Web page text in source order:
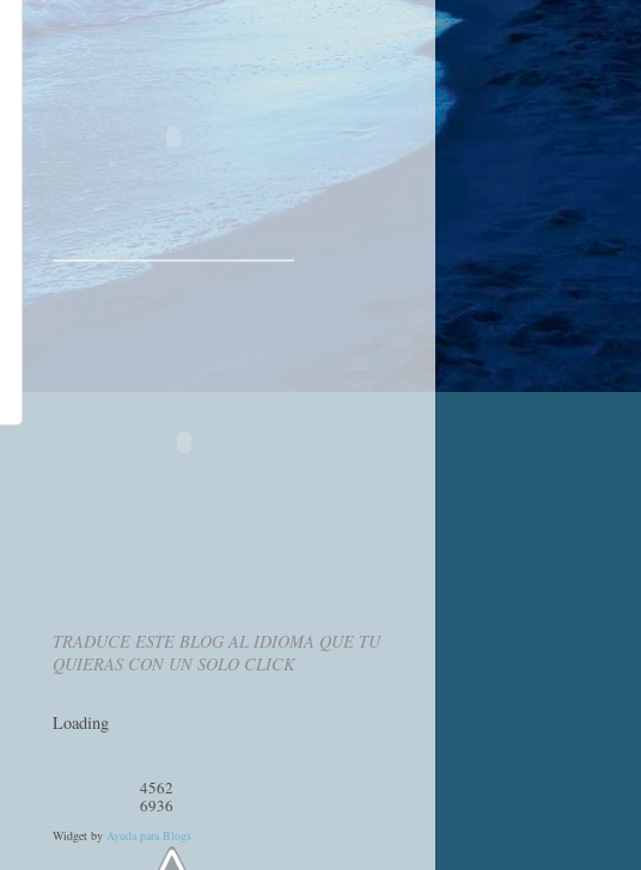
TRADUCE ESTE BLOG AL IDIOMA QUE TU
QUIERAS CON UN SOLO CLICK
Loading
4562
6936
Widget by Ayuda para Blogs